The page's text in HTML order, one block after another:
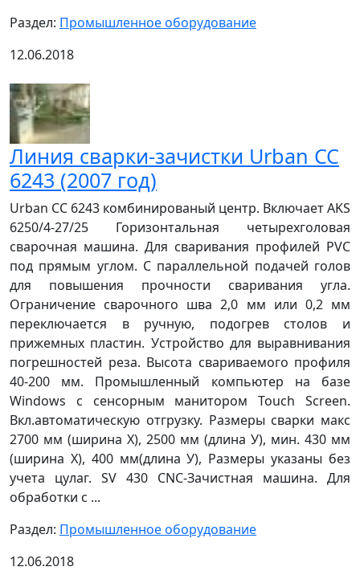
Раздел: Промышленное оборудование
12.06.2018
Линия сварки-зачистки Urban СС
6243 (2007 год)
Urban СС 6243 комбинированый центр. Включает AKS
6250/4-27/25 Горизонтальная четырехголовая
сварочная машина. Для сваривания профилей PVC
под прямым углом. С параллельной подачей голов
для повышения прочности сваривания угла.
Ограничение сварочного шва 2,0 мм или 0,2 мм
переключается в ручную, подогрев столов и
прижемных пластин. Устройство для выравнивания
погрешностей реза. Высота свариваемого профиля
40-200 мм. Промышленный компьютер на базе
Windows с сенсорным манитором Touch Screen.
Вкл.автоматическую отгрузку. Размеры сварки макс
2700 мм (ширина Х), 2500 мм (длина У), мин. 430 мм
(ширина Х), 400 мм(длина У), Размеры указаны без
учета цулаг. SV 430 CNC-Зачистная машина. Для
обработки с ...
Раздел: Промышленное оборудование
12.06.2018